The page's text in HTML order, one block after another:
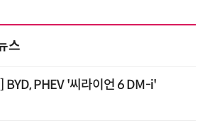
스
BYD, PHEV '씨라이언 6 DM-i'